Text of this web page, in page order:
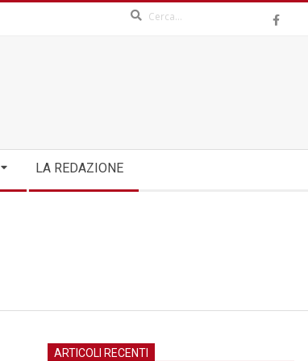
LA REDAZIONE
ARTICOLI RECENTI